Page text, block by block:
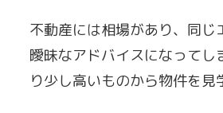
不動産には相場があり、同じ
曖昧なアドバイスになって
り少し高いものから物件を見